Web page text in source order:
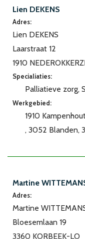
Lien DEKENS
Adres:
Lien DEKENS
Laarstraat 12
1910
Specialiaties:
Palliatieve zorg
Werkgebied:
1910
3052 Blanden
Martine
Adres:
Martine
Bloesemlaan 19
3360 KORBEEK-LO